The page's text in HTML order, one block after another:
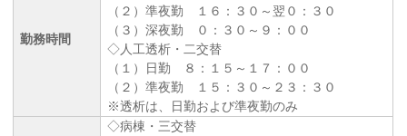
勤務時間
（２）準夜勤 １６：３０～翌０：３０
（３）深夜勤 ０：３０～９：００
◇人工透析・二交替
（１）日勤 ８：１５～１７：００
（２）準夜勤 １５：３０～２３：３０
※透析は、日勤および準夜勤のみ
◇病棟・三交替